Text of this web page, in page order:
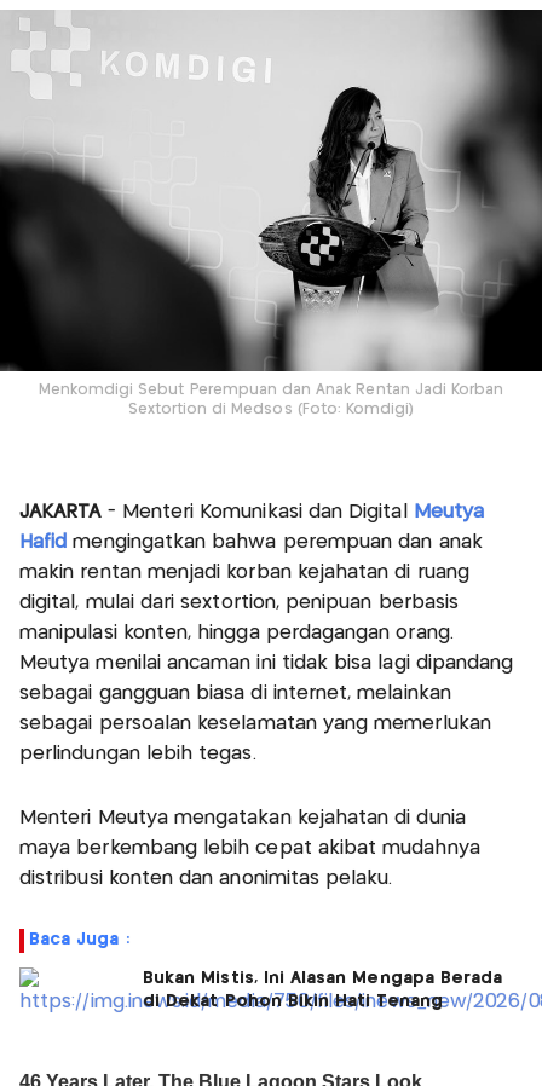
Menkomdigi Sebut Perempuan dan Anak Rentan Jadi Korban
Sextortion di Medsos (Foto: Komdigi)
JAKARTA- Menteri Komunikasi dan Digital
Meutya
Hafid mengingatkan bahwa perempuan dan anak
makin rentan menjadi korban kejahatan di ruang
digital, mulai dari sextortion, penipuan berbasis
manipulasi konten, hingga perdagangan orang.
Meutya menilai ancaman ini tidak bisa lagi dipandang
sebagai gangguan biasa di internet, melainkan
sebagai persoalan keselamatan yang memerlukan
perlindungan lebih tegas.
Menteri Meutya mengatakan kejahatan di dunia
maya berkembang lebih cepat akibat mudahnya
distribusi konten dan anonimitas pelaku.
Baca Juga :
Bukan Mistis, Ini Alasan Mengapa Berada
di Dekat Pohon Bikin Hati Tenang